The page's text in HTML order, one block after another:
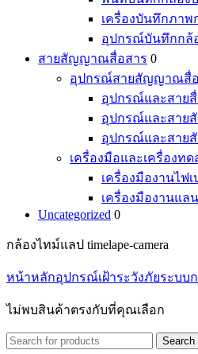
เครื่องบันทึกภาพ
อุปกรณ์บันทึกกล้
สายสัญญาณสื่อสาร 0
อุปกรณ์สายสัญญาณสื่
อุปกรณ์และสาย
อุปกรณ์และสาย
อุปกรณ์และสา
เครื่องมือและเครื่องทด
เครื่องมืองานไฟ
เครื่องมืองานแลน
Uncategorized 0
กล้องไทม์แลป timelape-camera
หน้าหลักอุปกรณ์เฝ้าระวังภัยระบบ
ไม่พบสินค้าตรงกับที่คุณเลือก
Search